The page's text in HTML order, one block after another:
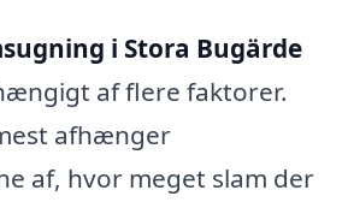
i Stora Bugärde
af flere faktorer.
afhænger
af, hvor meget slam der